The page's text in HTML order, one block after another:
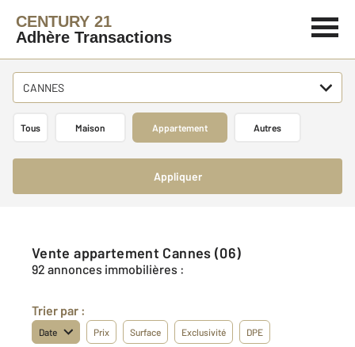
CENTURY 21
Adhère Transactions
CANNES
Tous Maison Appartement Autres
Appliquer
Vente appartement Cannes (06)
92 annonces immobilières :
Trier par :
Date Prix Surface Exclusivité DPE